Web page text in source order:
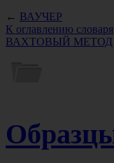
← ВАУЧЕР
К оглавлению словаря
ВАХТОВЫЙ МЕТОД